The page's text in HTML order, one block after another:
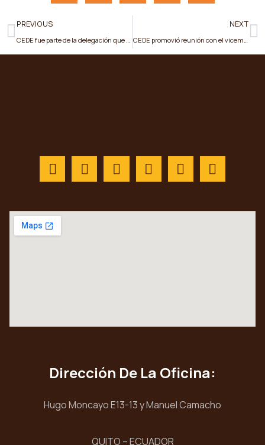
PREVIOUS
CEDE fue parte de la delegación que visitó las instalaciones del Campo Sacha junto con las autoridades del MEM y Petroecuador
NEXT
CEDE promovió reunión con el viceministro de Hidrocarburos y el gerente general de Petroecuador sobre agenda sectorial petrolera
Dirección De La Oficina:
Hugo Moncayo E13-13 y Manuel Camacho
QUITO – ECUADOR